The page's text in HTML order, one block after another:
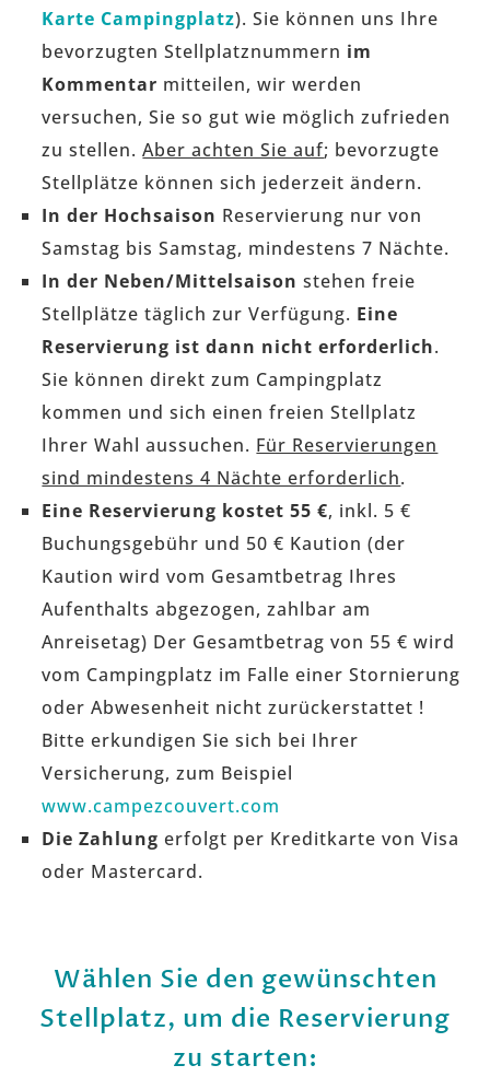
Karte Campingplatz). Sie können uns Ihre
bevorzugten Stellplatznummern im
Kommentar mitteilen, wir werden
versuchen, Sie so gut wie möglich zufrieden
zu stellen.Aber achten Sie auf; bevorzugte
Stellplätze können sich jederzeit ändern.
In der Hochsaison Reservierung nur von
Samstag bis Samstag, mindestens 7 Nächte.
In der Neben/Mittelsaison stehen freie
Stellplätze täglich zur Verfügung. Eine
Reservierung ist dann nicht erforderlich.
Sie können direkt zum Campingplatz
kommen und sich einen freien Stellplatz
Ihrer Wahl aussuchen. Für Reservierungen
sind mindestens 4 Nächte erforderlich.
Eine Reservierung kostet 55 €, inkl. 5 €
Buchungsgebühr und 50 € Kaution (der
Kaution wird vom Gesamtbetrag Ihres
Aufenthalts abgezogen, zahlbar am
Anreisetag) Der Gesamtbetrag von 55 € wird
vom Campingplatz im Falle einer Stornierung
oder Abwesenheit nicht zurückerstattet !
Bitte erkundigen Sie sich bei Ihrer
Versicherung, zum Beispiel
www.campezcouvert.com
Die Zahlung erfolgt per Kreditkarte von Visa
oder Mastercard.
Wählen Sie den gewünschten
Stellplatz, um die Reservierung
zu starten: